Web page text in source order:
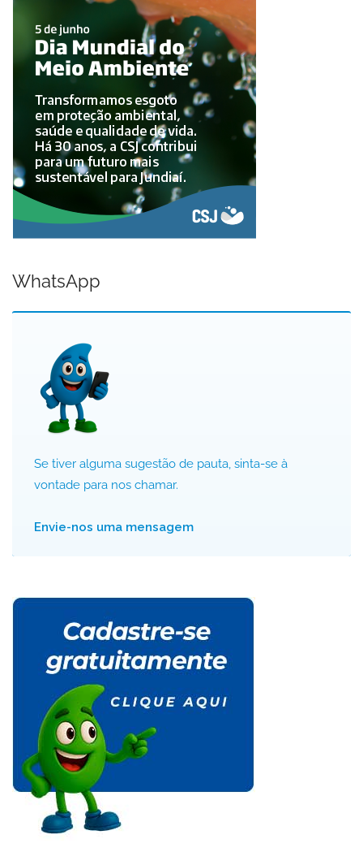
WhatsApp
Se tiver alguma sugestão de pauta, sinta-se à
vontade para nos chamar.
Envie-nos uma mensagem